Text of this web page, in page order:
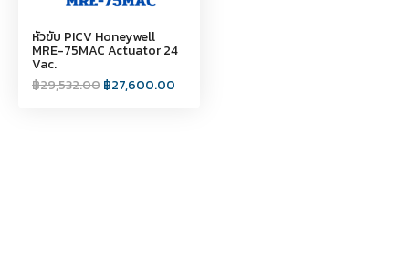
หัวขับ PICV Honeywell
MRE-75MAC Actuator 24
Vac.
฿29,532.00฿27,600.00